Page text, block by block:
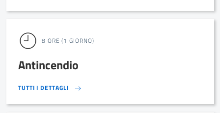
8 ORE (1 GIORNO)
Antincendio
TUTTI I DETTAGLI TUTTI I DETTAGLI